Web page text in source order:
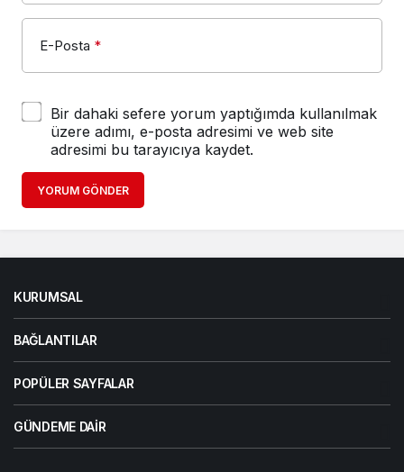
E-Posta *
Bir dahaki sefere yorum yaptığımda kullanılmak
üzere adımı, e-posta adresimi ve web site
adresimi bu tarayıcıya kaydet.
YORUM GÖNDER
KURUMSAL
BAĞLANTILAR
POPÜLER SAYFALAR
GÜNDEME DAIR